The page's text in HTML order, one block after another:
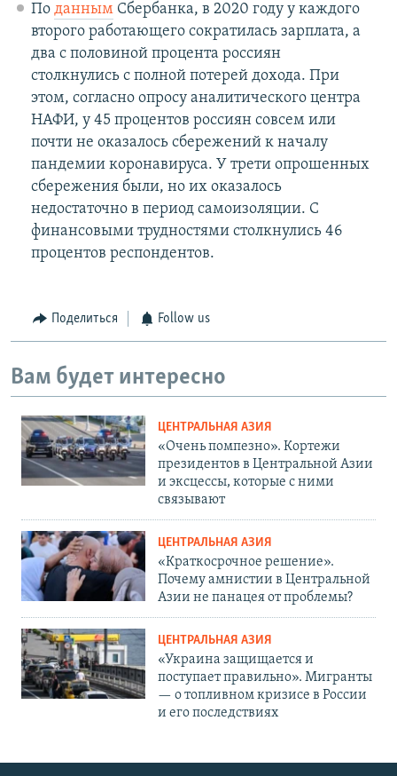
По даннымСбербанка, в 2020 году у каждого
второго работающего сократилась зарплата, а
два с половиной процента россиян
столкнулись с полной потерей дохода. При
этом, согласно опросу аналитического центра
НАФИ, у 45 процентов россиян совсем или
почти не оказалось сбережений к началу
пандемии коронавируса. У трети опрошенных
сбережения были, но их оказалось
недостаточно в период самоизоляции. С
финансовыми трудностями столкнулись 46
процентов респондентов.
Поделиться Follow us
Вам будет интересно
ЦЕНТРАЛЬНАЯ АЗИЯ
«Очень помпезно». Кортежи
президентов в Центральной Азии
и эксцессы, которые с ними
связывают
ЦЕНТРАЛЬНАЯ АЗИЯ
«Краткосрочное решение».
Почему амнистии в Центральной
Азии не панацея от проблемы?
ЦЕНТРАЛЬНАЯ АЗИЯ
«Украина защищается и
поступает правильно». Мигранты
— о топливном кризисе в России
и его последствиях